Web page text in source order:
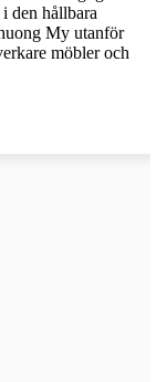
den hållbara
My utanför
möbler och